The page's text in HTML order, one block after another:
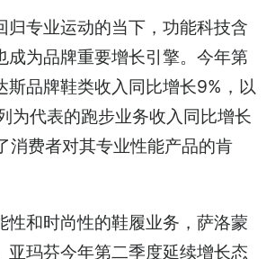
归专业运动的当下，功能科技含
成为品牌重要增长引擎。今年第
斯品牌鞋类收入同比增长9%，以
为代表的跑步业务收入同比增长
消费者对其专业性能产品的肯
性和时尚性的鞋履业务，萨洛蒙
亚玛芬今年第二季度延续增长态